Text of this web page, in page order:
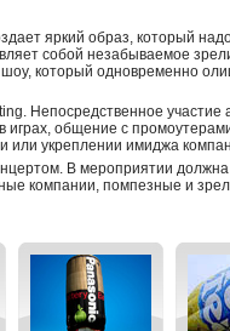
яркий образ, который
собой незабываемое
который одновременно
Непосредственное участие
общение с
или укреплении имиджа
В мероприятии
компании, помпезные и